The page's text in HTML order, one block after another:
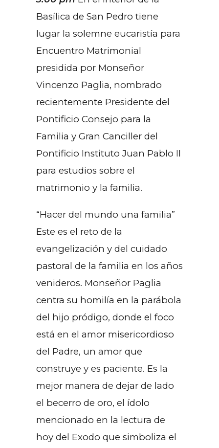
Basílica de San Pedro tiene
lugar la solemne eucaristía para
Encuentro Matrimonial
presidida por Monseñor
Vincenzo Paglia, nombrado
recientemente Presidente del
Pontificio Consejo para la
Familia y Gran Canciller del
Pontificio Instituto Juan Pablo II
para estudios sobre el
matrimonio y la familia.
“Hacer del mundo una familia”
Este es el reto de la
evangelización y del cuidado
pastoral de la familia en los años
venideros. Monseñor Paglia
centra su homilía en la parábola
del hijo pródigo, donde el foco
está en el amor misericordioso
del Padre, un amor que
construye y es paciente. Es la
mejor manera de dejar de lado
el becerro de oro, el ídolo
mencionado en la lectura de
hoy del Exodo que simboliza el